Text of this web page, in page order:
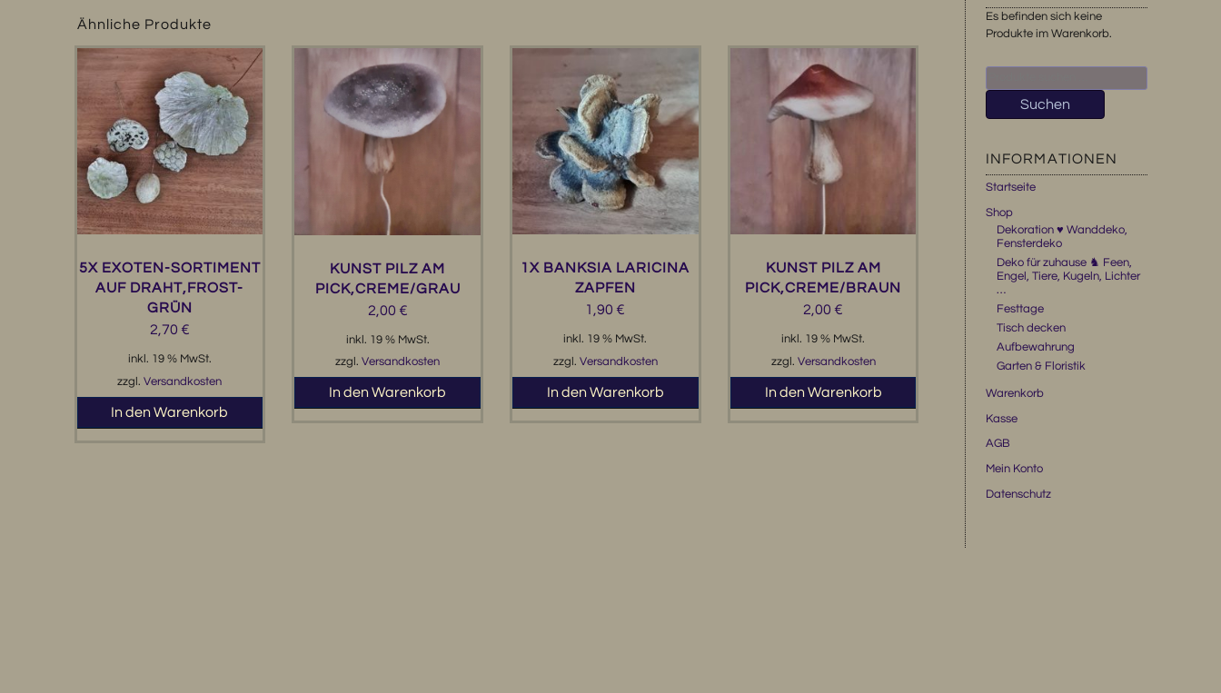
Ähnliche Produkte
5X EXOTEN-SORTIMENT
AUF DRAHT,FROST-
GRÜN
2,70 €
inkl. 19 % MwSt.
zzgl.Versandkosten
In den Warenkorb
KUNST PILZ AM
PICK,CREME/GRAU
2,00 €
inkl. 19 % MwSt.
zzgl.Versandkosten
In den Warenkorb
1X BANKSIA LARICINA
ZAPFEN
1,90 €
inkl. 19 % MwSt.
zzgl. Versandkosten
In den Warenkorb
KUNST PILZ AM
PICK,CREME/BRAUN
2,00 €
inkl. 19 % MwSt.
zzgl. Versandkosten
In den Warenkorb
Es befinden sich keine
Produkte im Warenkorb.
nach:
Suchen
INFORMATIONEN
Startseite
Shop
Dekoration ♥ Wanddeko,
Fensterdeko
Deko für zuhause ♞ Feen,
Engel, Tiere, Kugeln, Lichter
…
Festtage
Tisch decken
Aufbewahrung
Garten & Floristik
Warenkorb
Kasse
AGB
Mein Konto
Datenschutz